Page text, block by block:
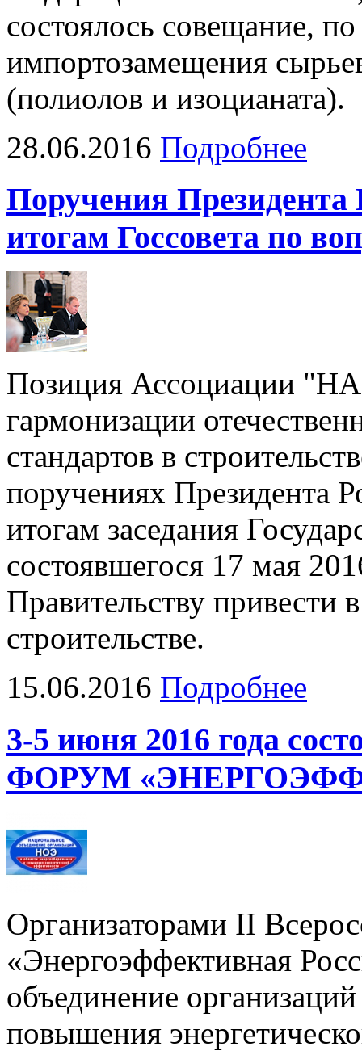
состоялось совещание,
импортозамещения
(полиолов и изоцианата).
28.06.2016 Подробнее
Поручения Президента
итогам Госсовета по
Позиция Ассоциации
гармонизации
стандартов в
поручениях Президента
итогам заседания
состоявшегося 17 мая
Правительству привести
строительстве.
15.06.2016 Подробнее
3-5 июня 2016 года
ФОРУМ
Организаторами II
«Энергоэффективная
объединение
повышения